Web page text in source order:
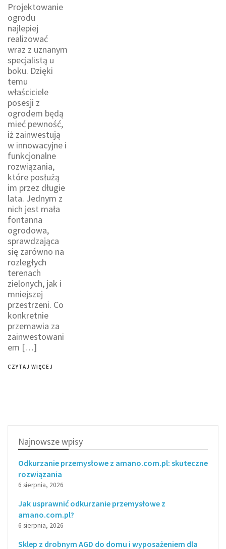
Projektowanie
ogrodu
najlepiej
realizować
wraz z uznanym
specjalistą u
boku. Dzięki
temu
właściciele
posesji z
ogrodem będą
mieć pewność,
iż zainwestują
w innowacyjne i
funkcjonalne
rozwiązania,
które posłużą
im przez długie
lata. Jednym z
nich jest mała
fontanna
ogrodowa,
sprawdzająca
się zarówno na
rozległych
terenach
zielonych, jak i
mniejszej
przestrzeni. Co
konkretnie
przemawia za
zainwestowani
em […]
CZYTAJ WIĘCEJ
Najnowsze wpisy
Odkurzanie przemysłowe z amano.com.pl: skuteczne
rozwiązania
6 sierpnia, 2026
Jak usprawnić odkurzanie przemysłowe z
amano.com.pl?
6 sierpnia, 2026
Sklep z drobnym AGD do domu i wyposażeniem dla